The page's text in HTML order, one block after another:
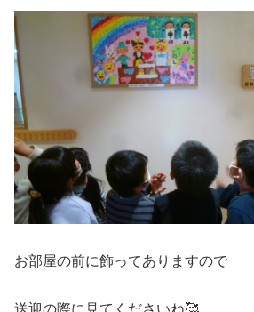
お部屋の前に飾ってありますので
送迎の際に見てくださいね🥰